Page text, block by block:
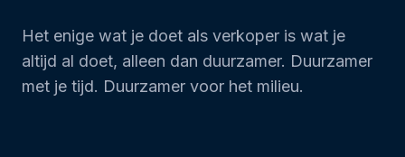
Het enige wat je doet als verkoper is wat je
altijd al doet, alleen dan duurzamer. Duurzamer
met je tijd. Duurzamer voor het milieu.